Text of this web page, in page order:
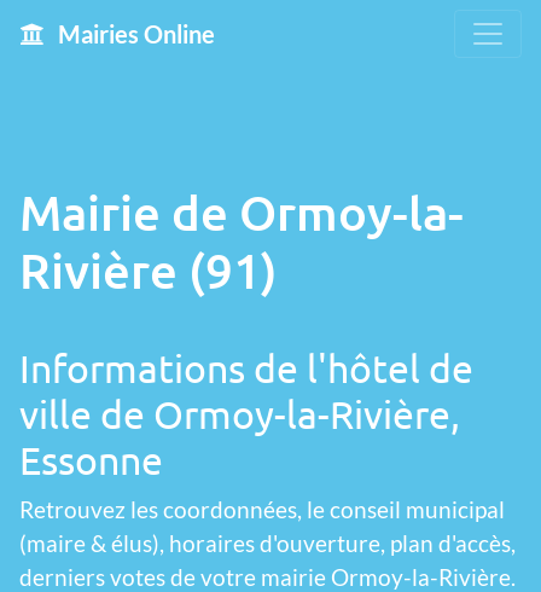
Mairies Online
Mairie de Ormoy-la-
Rivière (91)
Informations de l'hôtel de
ville de Ormoy-la-Rivière,
Essonne
Retrouvez les coordonnées, le conseil municipal
(maire & élus), horaires d'ouverture, plan d'accès,
derniers votes de votre mairie Ormoy-la-Rivière.